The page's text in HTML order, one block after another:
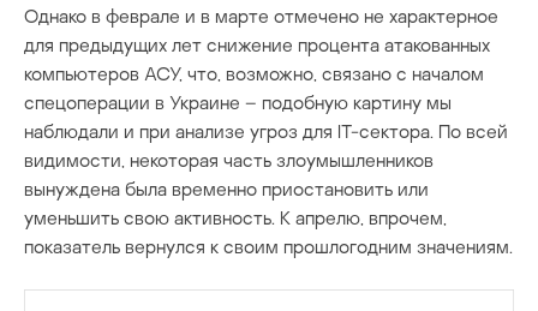
Однако в феврале и в марте отмечено не характерное
для предыдущих лет снижение процента атакованных
компьютеров АСУ, что, возможно, связано с началом
спецоперации в Украине – подобную картину мы
наблюдали и при анализе угроз для IT-сектора. По всей
видимости, некоторая часть злоумышленников
вынуждена была временно приостановить или
уменьшить свою активность. К апрелю, впрочем,
показатель вернулся к своим прошлогодним значениям.